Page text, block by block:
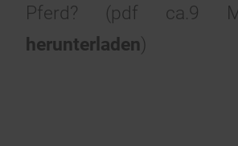
Pferd? (pdf ca.9
herunterladen)